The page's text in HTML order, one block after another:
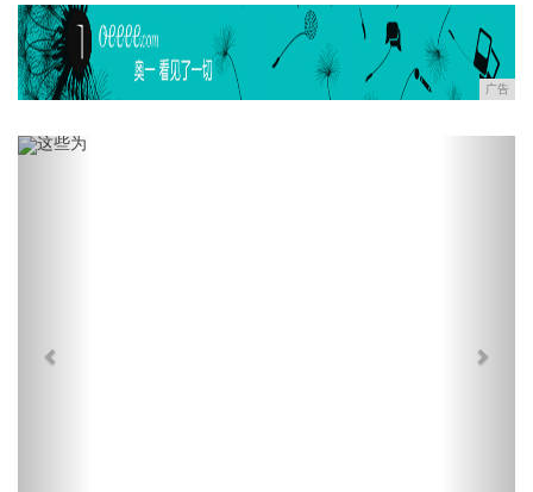
广告
Previous